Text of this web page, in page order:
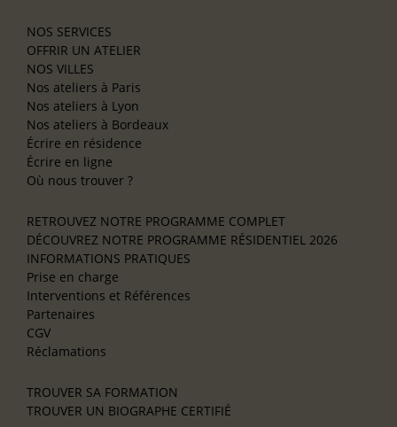
NOS SERVICES
OFFRIR UN ATELIER
NOS VILLES
Nos ateliers à Paris
Nos ateliers à Lyon
Nos ateliers à Bordeaux
Écrire en résidence
Écrire en ligne
Où nous trouver ?
RETROUVEZ NOTRE PROGRAMME COMPLET
DÉCOUVREZ NOTRE PROGRAMME RÉSIDENTIEL 2026
INFORMATIONS PRATIQUES
Prise en charge
Interventions et Références
Partenaires
CGV
Réclamations
TROUVER SA FORMATION
TROUVER UN BIOGRAPHE CERTIFIÉ